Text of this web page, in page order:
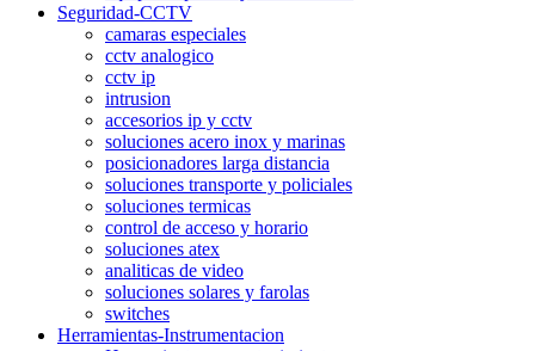
Seguridad-CCTV
camaras especiales
cctv analogico
cctv ip
intrusion
accesorios ip y cctv
soluciones acero inox y marinas
posicionadores larga distancia
soluciones transporte y policiales
soluciones termicas
control de acceso y horario
soluciones atex
analiticas de video
soluciones solares y farolas
switches
Herramientas-Instrumentacion